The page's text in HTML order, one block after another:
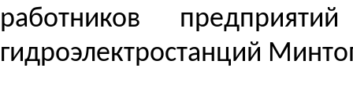
работников
гидроэлектростанций